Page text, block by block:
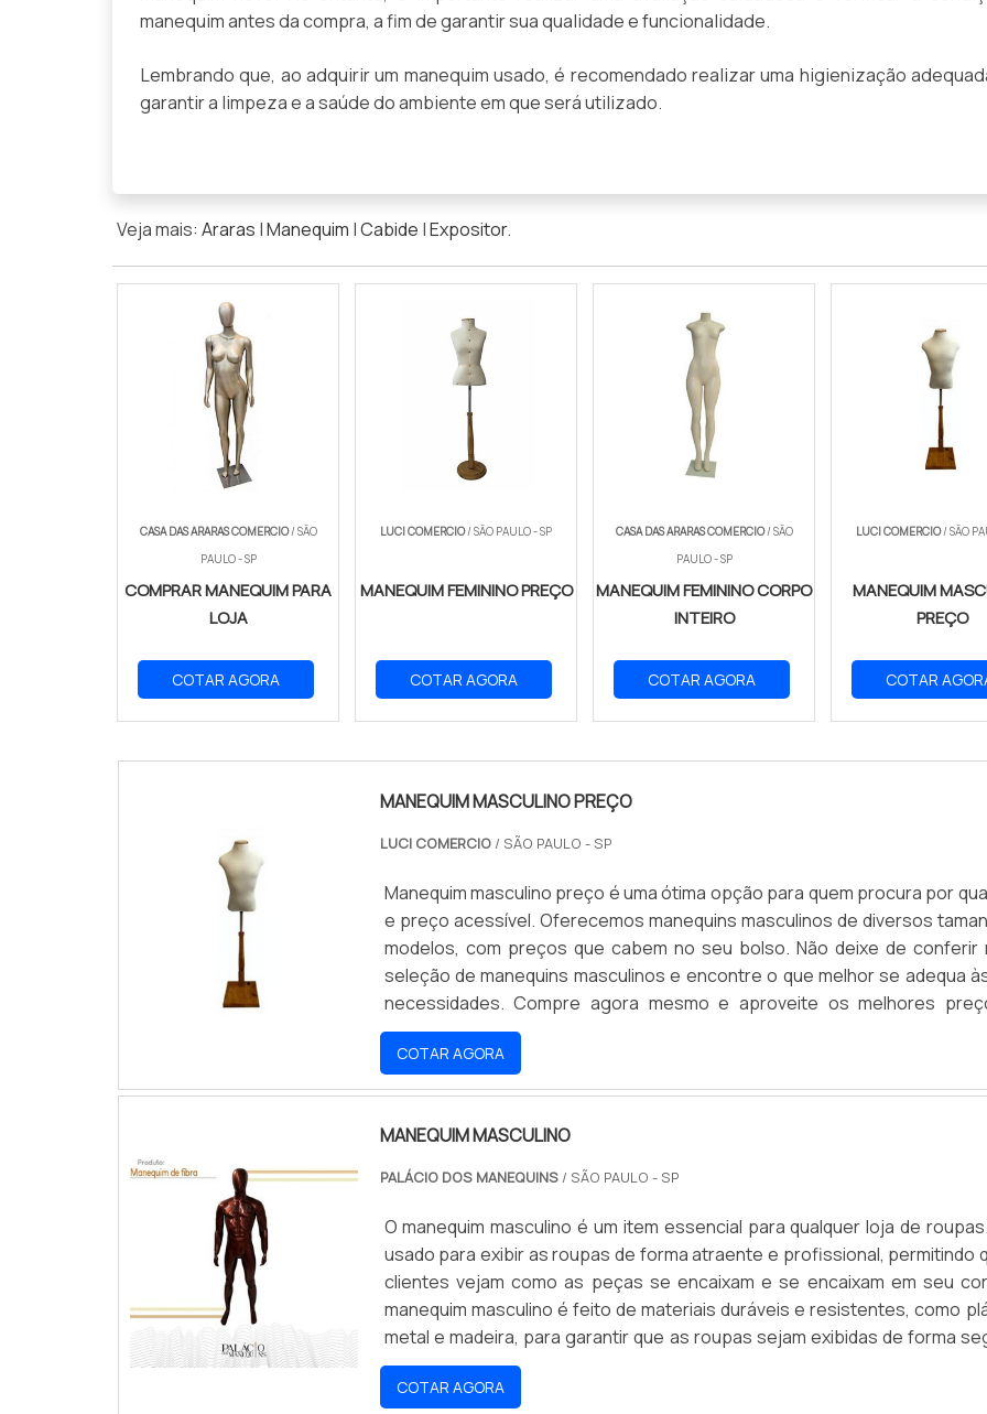
manequim antes da compra, a fim de garantir sua qualidade e funcionalidade.
Lembrando que, ao adquirir um manequim usado, é recomendado realizar uma higienização
garantir a limpeza e a saúde do ambiente em que será utilizado.
Veja mais: Araras |Manequim |Cabide |Expositor.
CASA DAS ARARAS COMERCIO/ SÃO
PAULO - SP
COMPRAR MANEQUIM PARA
LOJA
COTAR AGORA
LUCI COMERCIO/ SÃO PAULO - SP
MANEQUIM FEMININO PREÇO
COTAR AGORA
CASA DAS ARARAS COMERCIO/ SÃO
PAULO - SP
MANEQUIM FEMININO CORPO
INTEIRO
COTAR AGORA
LUCI COMERCIO/ SÃO
MANEQUIM
PREÇO
COTAR
MANEQUIM MASCULINO PREÇO
LUCI COMERCIO / SÃO PAULO - SP
Manequim masculino preço é uma ótima opção para quem procura por
e preço acessível. Oferecemos manequins masculinos de diversos
modelos, com preços que cabem no seu bolso. Não deixe de conferir
seleção de manequins masculinos e encontre o que melhor se adequa
necessidades. Compre agora mesmo e aproveite os melhores
mercado.
COTAR AGORA
MANEQUIM MASCULINO
PALÁCIO DOS MANEQUINS / SÃO PAULO - SP
O manequim masculino é um item essencial para qualquer loja de
usado para exibir as roupas de forma atraente e profissional, permitindo
clientes vejam como as peças se encaixam e se encaixam em seu
manequim masculino é feito de materiais duráveis e resistentes, como
metal e madeira, para garantir que as roupas sejam exibidas de forma
profissional. Além disso, o manequim masculino é projetado para ser
permitindo que as roupas sejam exibidas em diferentes tamanhos e formas.
COTAR AGORA